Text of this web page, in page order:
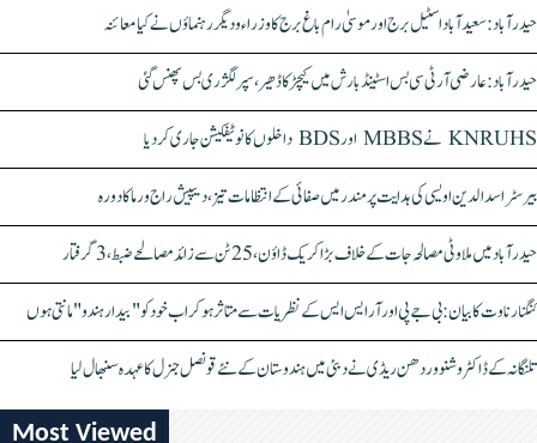
حیدرآباد: سعیدآباد اسٹیل برج اور موسیٰ رام باغ برج کا وزراء و دیگر رہنماؤں نے کیا معائنہ
حیدرآباد: عارضی آر ٹی سی بس اسٹینڈ بارش میں کیچڑ کا ڈھیر، سپر لگژری بس پھنس گئی
KNRUHS نے MBBS اور BDS داخلوں کا نوٹیفکیشن جاری کر دیا
بیرسٹر اسدالدین اویسی کی ہدایت پر مندر میں صفائی کے انتظامات تیز، دیپیش راج ورما کا دورہ
حیدرآباد میں ملاوٹی مصالحہ جات کے خلاف بڑا کریک ڈاؤن، 25 ٹن سے زائد مصالحے ضبط، 3 گرفتار
کنگنا رناوت کا بیان: بی جے پی اور آر ایس ایس کے نظریات سے متاثر ہو کر اب خود کو "بیدار ہندو" مانتی ہوں
تلنگانہ کے ڈاکٹر وشنو وردھن ریڈی نے دبئی میں ہندوستان کے نئے قونصل جنرل کا عہدہ سنبھال لیا
Most Viewed